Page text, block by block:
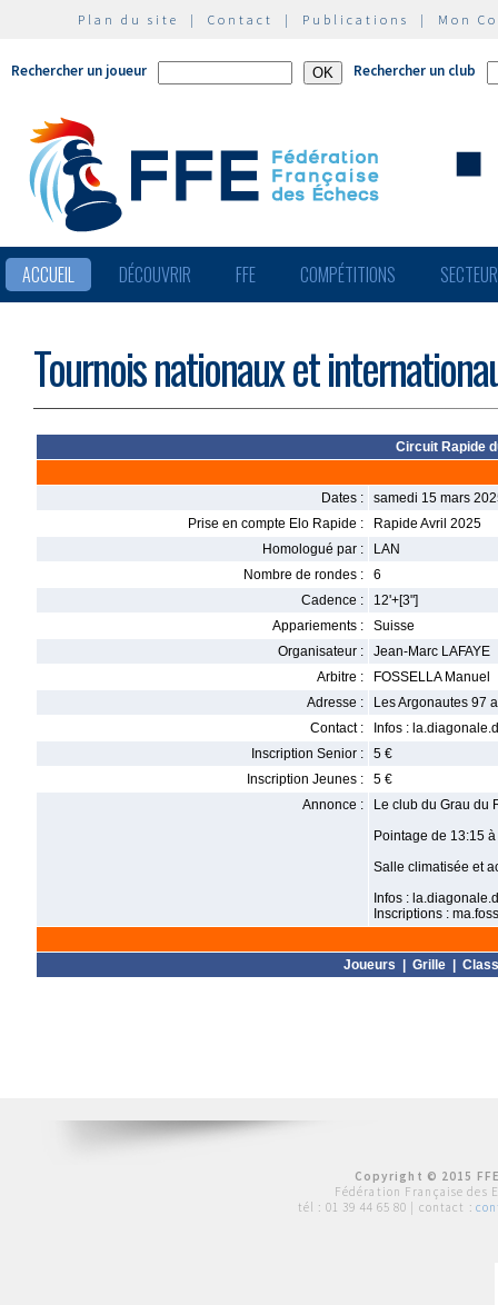
Plan du site | Contact | Publications | Mon
Rechercher un joueur Rechercher un club
ACCUEIL DÉCOUVRIR FFE COMPÉTITIONS
Tournois nationaux et
Circuit Rapide
Dates :
samedi 15 mars
Prise en compte Elo Rapide :
Rapide Avril 2025
Homologué par :
LAN
Nombre de rondes :
6
Cadence :
12'+[3"]
Appariements :
Suisse
Organisateur :
Jean-Marc LAFAYE
Arbitre :
FOSSELLA Manuel
Adresse :
Les Argonautes 97
Contact :
Infos :
Inscription Senior :
5 €
Inscription Jeunes :
5 €
Annonce :
Le club du Grau du
Pointage de 13:15
Salle climatisée et
Infos :
Inscriptions :
Joueurs Grille|
Copyright © 2015
Fédération Française des
tél : 01 39 44 65 80 | contact :